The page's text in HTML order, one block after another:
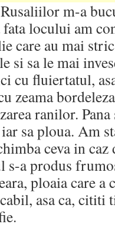
m-a
locului am
care au mai
si sa le mai
cu fluiertatul,
zeama
ranilor. Pana
sa ploua. Am
ceva in caz
s-a produs
ploaia care a
asa ca, cititi